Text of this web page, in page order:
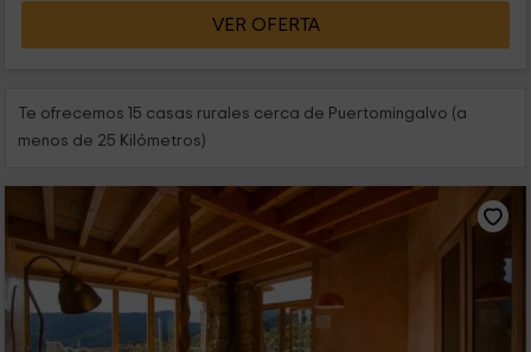
VER OFERTA
Te ofrecemos 15 casas rurales cerca de Puertomingalvo (a
menos de 25 Kilómetros)